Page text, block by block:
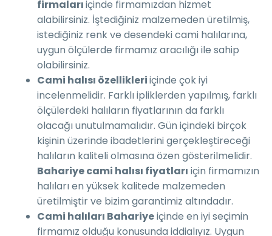
firmalarıiçinde firmamızdan hizmet
alabilirsiniz. İştediğiniz malzemeden üretilmiş,
istediğiniz renk ve desendeki cami halılarına,
uygun ölçülerde firmamız aracılığı ile sahip
olabilirsiniz.
Cami halısı özellikleriiçinde çok iyi
incelenmelidir. Farklı ipliklerden yapılmış, farklı
ölçülerdeki halıların fiyatlarının da farklı
olacağı unutulmamalıdır. Gün içindeki birçok
kişinin üzerinde ibadetlerini gerçekleştireceği
halıların kaliteli olmasına özen gösterilmelidir.
Bahariye cami halısı fiyatları için firmamızın
halıları en yüksek kalitede malzemeden
üretilmiştir ve bizim garantimiz altındadır.
Cami halıları Bahariyeiçinde en iyi seçimin
firmamız olduğu konusunda iddialıyız. Uygun